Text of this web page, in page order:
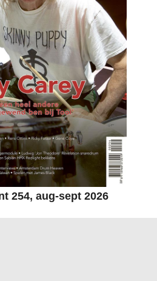
254, aug-sept 2026